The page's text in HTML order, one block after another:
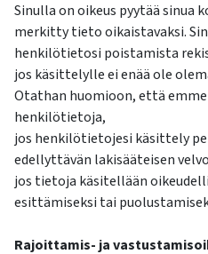
Sinulla on oikeus pyytää sinua
merkitty tieto oikaistavaksi.
henkilötietosi poistamista
jos käsittelylle ei enää ole
Otathan huomioon, että
henkilötietoja,
jos henkilötietojesi käsittely
edellyttävän lakisääteisen
jos tietoja käsitellään
esittämiseksi tai
Rajoittamis- ja